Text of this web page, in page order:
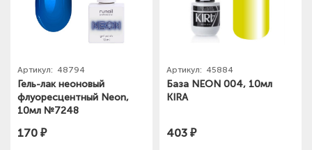
Артикул: 48794
Гель-лак неоновый
флуоресцентный Neon,
10мл №7248
170 ₽
Артикул: 45884
База NEON 004, 10мл
KIRA
403 ₽